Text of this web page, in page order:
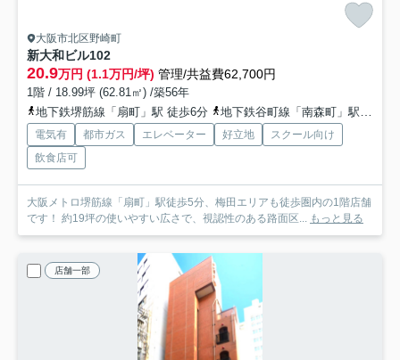
大阪市北区野崎町
新大和ビル102
20.9万円 (1.1万円/坪) 管理/共益費62,700円
1階 / 18.99坪 (62.81㎡) /築56年
地下鉄堺筋線「扇町」駅 徒歩6分
地下鉄谷町線「南森町」駅 徒歩9分
電気有 都市ガス エレベーター 好立地
スクール向け
飲食店可
大阪メトロ堺筋線「扇町」駅徒歩5分、梅田エリアも徒歩圏内の1階店舗
です！ 約19坪の使いやすい広さで、視認性のある路面区... もっと見る
店舗一部